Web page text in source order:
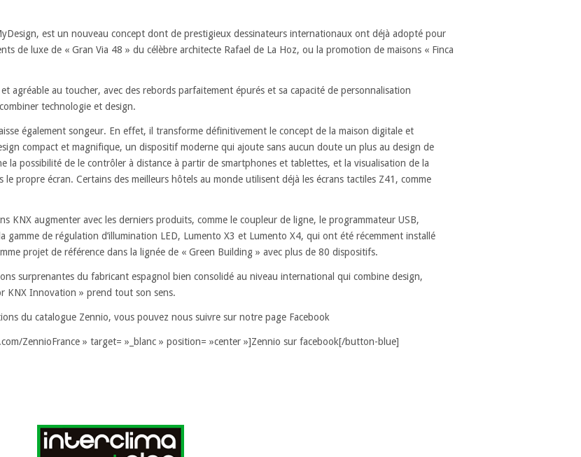
est un nouveau concept dont de prestigieux dessinateurs internationaux ont déjà adopté pour
de luxe de « Gran Via 48 » du célèbre architecte Rafael de La Hoz, ou la promotion de maisons « Finca
agréable au toucher, avec des rebords parfaitement épurés et sa capacité de personnalisation
technologie et design.
également songeur. En effet, il transforme définitivement le concept de la maison digitale et
compact et magnifique, un dispositif moderne qui ajoute sans aucun doute un plus au design de
la possibilité de le contrôler à distance à partir de smartphones et tablettes, et la visualisation de la
le propre écran. Certains des meilleurs hôtels au monde utilisent déjà les écrans tactiles Z41, comme
KNX augmenter avec les derniers produits, comme le coupleur de ligne, le programmateur USB,
gamme de régulation d’illumination LED, Lumento X3 et Lumento X4, qui ont été récemment installé
projet de référence dans la lignée de « Green Building » avec plus de 80 dispositifs.
surprenantes du fabricant espagnol bien consolidé au niveau international qui combine design,
KNX Innovation » prend tout son sens.
du catalogue Zennio, vous pouvez nous suivre sur notre page Facebook
ZennioFrance » target= »_blanc » position= »center »]Zennio sur facebook[/button-blue]